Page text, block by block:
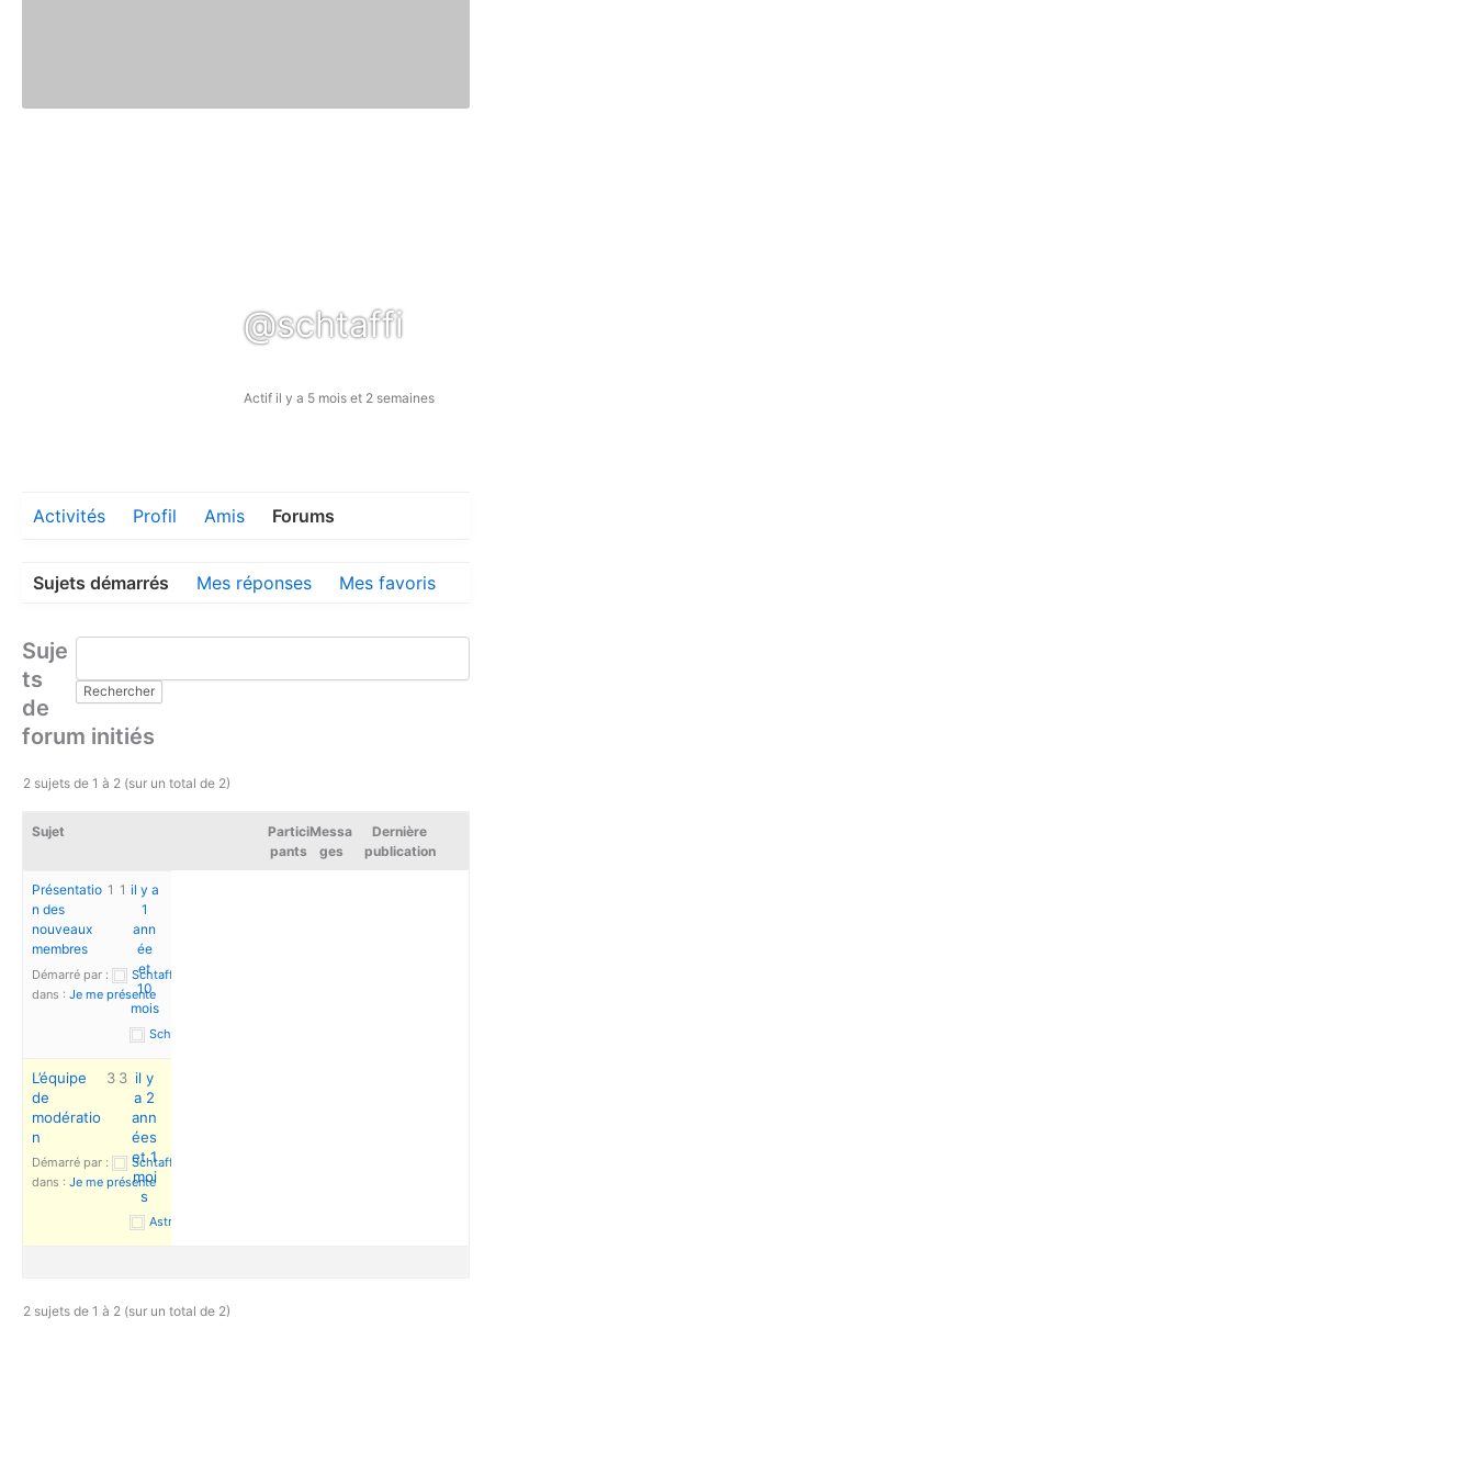
@schtaffi
Actif il y a 5 mois et 2 semaines
Activités Profil Amis Forums
Sujets démarrés Mes réponses Mes favoris
Suje
ts
de
forum initiés
2 sujets de 1 à 2 (sur un total de 2)
Sujet
Partici
pants
Messa
ges
Dernière
publication
Présentatio
n des
nouveaux
membres
Démarré par :
Schtaffi
dans : Je me présente
1 1 il y a
1
ann
ée
et
10
mois
Schtaffi
L’équipe
de
modératio
n
Démarré par :
Schtaffi
dans : Je me présente
3 3 il y
a 2
ann
ées
et 1
moi
s
Astrid LNDRT
2 sujets de 1 à 2 (sur un total de 2)